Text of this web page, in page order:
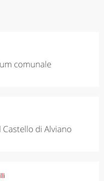
comunale
Castello di Alviano